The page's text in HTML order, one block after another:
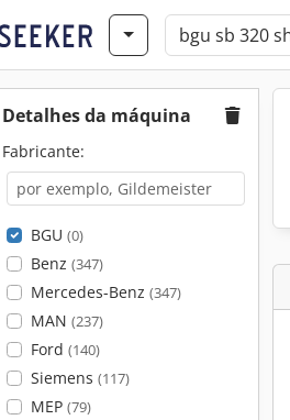
Detalhes da máquina
Fabricante:
BGU (0)
Benz (347)
Mercedes-Benz (347)
MAN (237)
Ford (140)
Siemens (117)
MEP (79)